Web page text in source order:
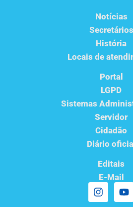
Notícias
Secretários
História
Locais de
Portal
LGPD
Sistemas
Servidor
Cidadão
Diário oficial
Editais
E-Mail